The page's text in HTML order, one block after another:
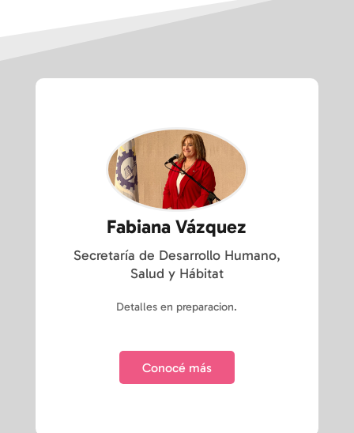
Fabiana Vázquez
Secretaría de Desarrollo Humano,
Salud y Hábitat
Detalles en preparacion.
Conocé más